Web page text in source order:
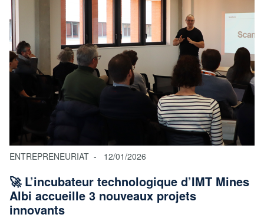
ENTREPRENEURIAT 12/01/2026
🚀 L’incubateur technologique d’IMT Mines
Albi accueille 3 nouveaux projets
innovants